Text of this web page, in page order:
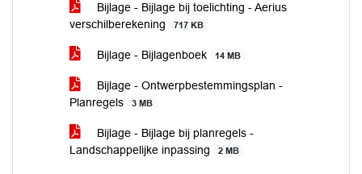
Bijlage - Bijlage bij toelichting - Aerius
verschilberekening
717 KB
Bijlage - Bijlagenboek 14 MB
Bijlage - Ontwerpbestemmingsplan -
Planregels
3 MB
Bijlage - Bijlage bij planregels -
Landschappelijke inpassing
2 MB